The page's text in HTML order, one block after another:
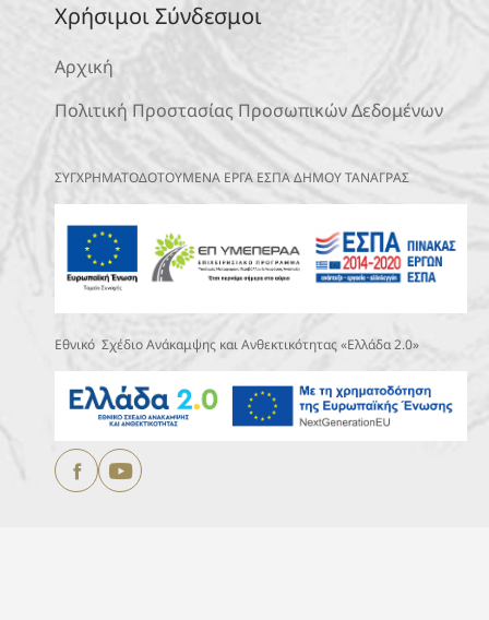
Χρήσιμοι Σύνδεσμοι
Αρχική
Πολιτική Προστασίας Προσωπικών Δεδομένων
ΣΥΓΧΡΗΜΑΤΟΔΟΤΟΥΜΕΝΑ ΕΡΓΑ ΕΣΠΑ ΔΗΜΟΥ ΤΑΝΑΓΡΑΣ
Εθνικό Σχέδιο Ανάκαμψης και Ανθεκτικότητας «Ελλάδα 2.0»